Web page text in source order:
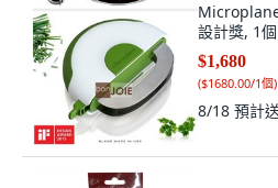
設計獎, 1個
$1,680
($1680.00/1個)
8/18 預計